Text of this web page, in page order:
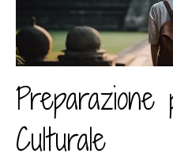
Culturale